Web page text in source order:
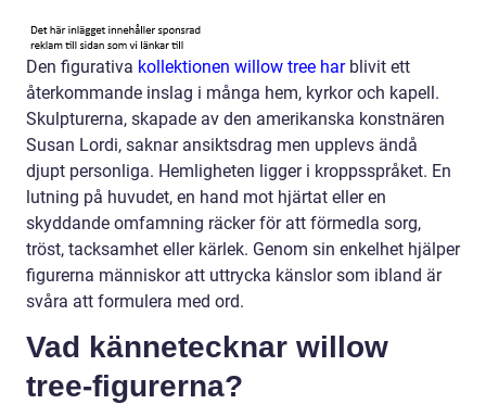
Den figurativa kollektionen willow tree harblivit ett
återkommande inslag i många hem, kyrkor och kapell.
Skulpturerna, skapade av den amerikanska konstnären
Susan Lordi, saknar ansiktsdrag men upplevs ändå
djupt personliga. Hemligheten ligger i kroppsspråket. En
lutning på huvudet, en hand mot hjärtat eller en
skyddande omfamning räcker för att förmedla sorg,
tröst, tacksamhet eller kärlek. Genom sin enkelhet hjälper
figurerna människor att uttrycka känslor som ibland är
svåra att formulera med ord.
Vad kännetecknar willow
tree-figurerna?